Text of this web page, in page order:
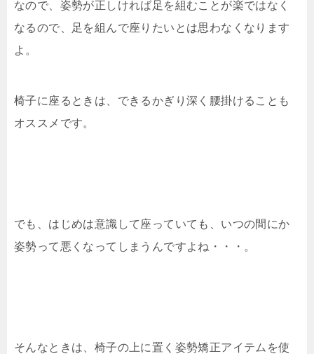
なので、姿勢が正しければ足を組むことが楽ではなく
なるので、足を組んで座りたいとは思わなくなります
よ。
椅子に座るときは、できるかぎり深く腰掛けることも
オススメです。
でも、はじめは意識して座っていても、いつの間にか
姿勢って悪くなってしまうんですよね・・・。
そんなときは、椅子の上に置く姿勢矯正アイテムを使